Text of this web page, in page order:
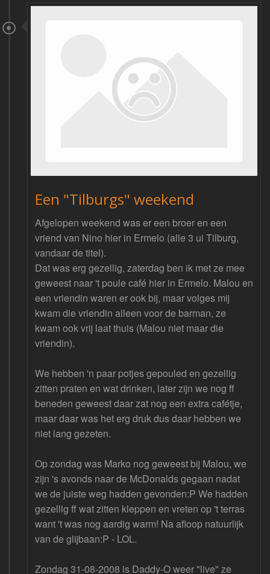
Een "Tilburgs" weekend
Afgelopen weekend was er een broer en een
vriend van Nino hier in Ermelo (alle 3 ui Tilburg,
vandaar de titel).
Dat was erg gezellig, zaterdag ben ik met ze mee
geweest naar 't poule café hier in Ermelo. Malou en
een vriendin waren er ook bij, maar volges mij
kwam die vriendin alleen voor de barman, ze
kwam ook vrij laat thuis (Malou niet maar die
vriendin).
We hebben 'n paar potjes gepouled en gezellig
zitten praten en wat drinken, later zijn we nog ff
beneden geweest daar zat nog een extra cafétje,
maar daar was het erg druk dus daar hebben we
niet lang gezeten.
Op zondag was Marko nog geweest bij Malou, we
zijn 's avonds naar de McDonalds gegaan nadat
we de juiste weg hadden gevonden:P We hadden
gezellig ff wat zitten kleppen en vreten op 't terras
want 't was nog aardig warm! Na afloop natuurlijk
van de glijbaan:P - LOL.
Zondag 31-08-2008 is Daddy-O weer "live" ze